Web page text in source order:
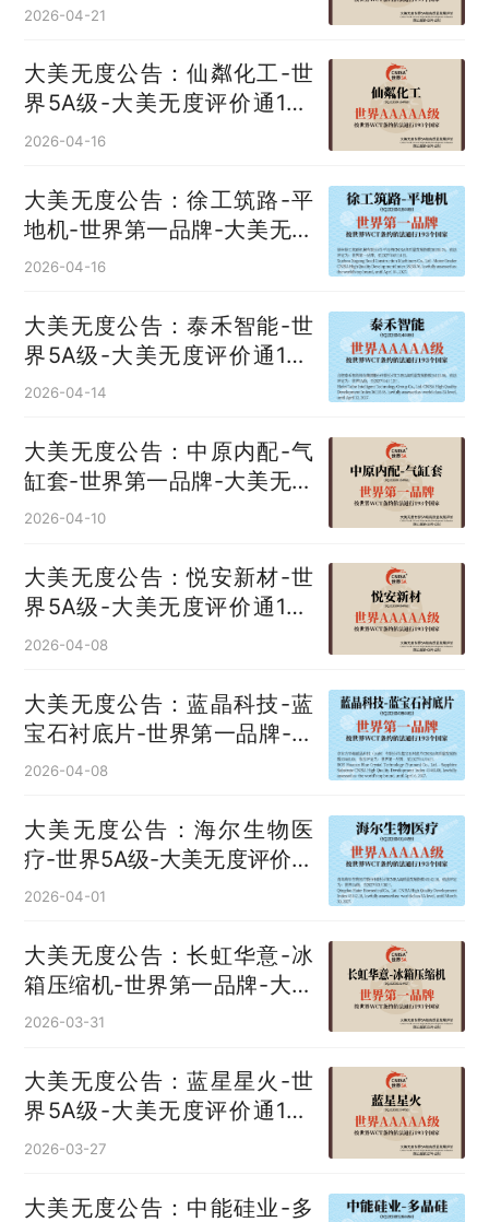
无度评价通193国
2026-04-21
大美无度公告：仙粼化工-世
界5A级-大美无度评价通193
国
2026-04-16
大美无度公告：徐工筑路-平
地机‌-世界第一品牌-大美无度
评价通193国
2026-04-16
大美无度公告：泰禾智能-世
界5A级-大美无度评价通193
国
2026-04-14
大美无度公告：中原内配-气
缸套‌-世界第一品牌-大美无度
评价通193国
2026-04-10
大美无度公告：悦安新材-世
界5A级-大美无度评价通193
国
2026-04-08
大美无度公告：蓝晶科技-蓝
宝石衬底片‌-世界第一品牌-大
美无度评价通193国
2026-04-08
大美无度公告：海尔生物医
疗-世界5A级-大美无度评价通
193国
2026-04-01
大美无度公告：长虹华意-冰
箱压缩机‌-世界第一品牌-大美
无度评价通193国
2026-03-31
大美无度公告：蓝星星火-世
界5A级-大美无度评价通193
国
2026-03-27
大美无度公告：中能硅业-多